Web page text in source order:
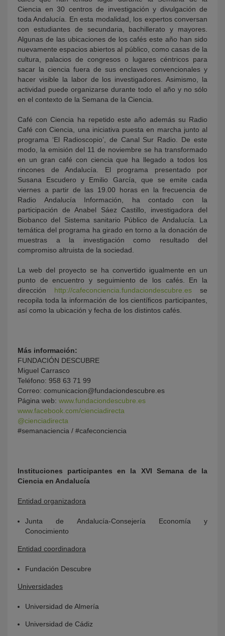
Ciencia en 30 centros de investigación y divulgación de
toda Andalucía. En esta modalidad, los expertos conversan
con estudiantes de secundaria, bachillerato y mayores.
Algunas de las ubicaciones de los cafés este año han sido
nuevamente espacios abiertos al público, como casas de la
cultura, palacios de congresos o lugares céntricos para
sacar la ciencia fuera de sus enclaves convencionales y
hacer visible la labor de los investigadores. Asimismo, la
actividad puede organizarse durante todo el año y no sólo
en el contexto de la Semana de la Ciencia.
Café con Ciencia ha repetido este año además su Radio
Café con Ciencia, una iniciativa puesta en marcha junto al
programa ‘El Radioscopio’, de Canal Sur Radio. De este
modo, la emisión del 11 de noviembre se ha transformado
en un gran café con ciencia que ha llegado a todos los
rincones de Andalucía. El programa presentado por
Susana Escudero y Emilio García, que se emite cada
viernes a partir de las 19.00 horas en la frecuencia de
Radio Andalucía Información, ha contado con la
participación de Anabel Sáez Castillo, investigadora del
Biobanco del Sistema sanitario Público de Andalucía. La
temática del programa ha girado en torno a la donación de
muestras a la investigación como resultado del
compromiso altruista de la sociedad.
La web del proyecto se ha convertido igualmente en un
punto de encuentro y seguimiento de los cafés. En la
dirección http://cafeconciencia.fundaciondescubre.es se
recopila toda la información de los científicos participantes,
así como la ubicación y fecha de los distintos cafés.
Más información:
FUNDACIÓN DESCUBRE
Miguel Carrasco
Teléfono: 958 63 71 99
Correo: comunicacion@fundaciondescubre.es
Página web: www.fundaciondescubre.es
www.facebook.com/cienciadirecta
@cienciadirecta
#semanaciencia / #cafeconciencia
Instituciones participantes en la XVI Semana de la
Ciencia en Andalucía
Entidad organizadora
Junta de Andalucía-Consejería Economía y
Conocimiento
Entidad coordinadora
Fundación Descubre
Universidades
Universidad de Almería
Universidad de Cádiz